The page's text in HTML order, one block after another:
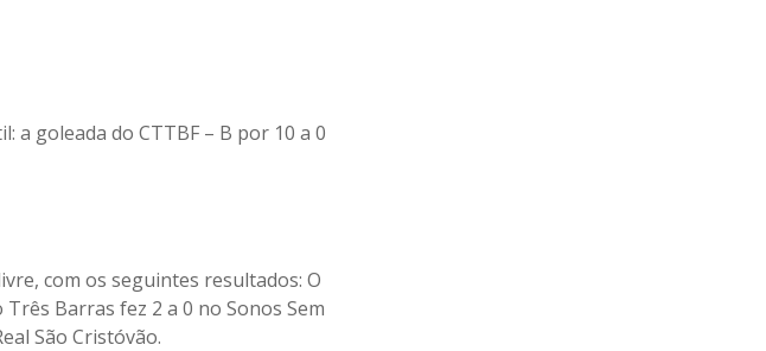
a goleada do CTTBF – B por 10 a 0
com os seguintes resultados: O
Barras fez 2 a 0 no Sonos Sem
São Cristóvão.